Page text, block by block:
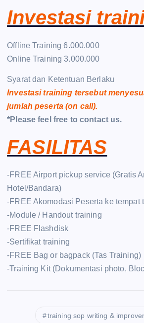
Investasi
Offline Training 6.000.000
Online Training 3.000.000
Syarat dan Ketentuan Berlaku
Investasi training tersebut
jumlah peserta (on call).
*Please feel free to contact us.
FASILITAS
-FREE Airport pickup service (Gratis
Hotel/Bandara)
-FREE Akomodasi Peserta ke tempat
-Module / Handout training
-FREE Flashdisk
-Sertifikat training
-FREE Bag or bagpack (Tas Training)
-Training Kit (Dokumentasi photo,
training sop writing &